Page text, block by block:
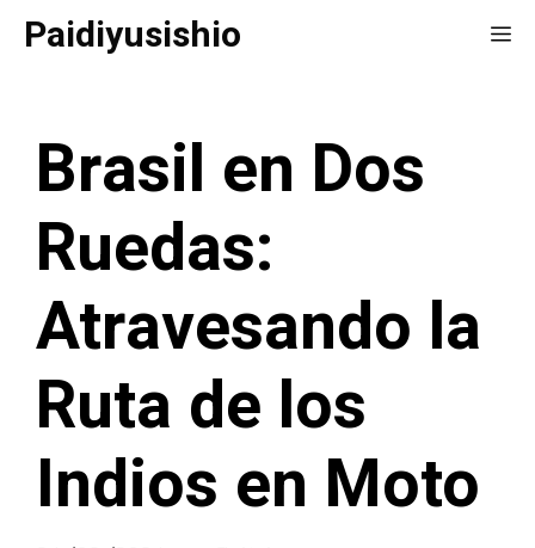
SaltarPaidiyusishio
Brasil en Dos
Ruedas:
Atravesando la
Ruta de los
Indios en Moto